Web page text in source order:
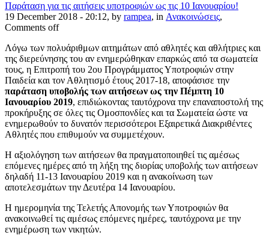
Παράταση για τις αιτήσεις υποτροφιών ως τις 10 Ιανουαρίου!
19 December 2018 - 20:12, by rampea, in Ανακοινώσεις,
Comments off
Λόγω των πολυάριθμων αιτημάτων από αθλητές και αθλήτριες και
της διερεύνησης του αν ενημερώθηκαν επαρκώς από τα σωματεία
τους, η Επιτροπή του 2ου Προγράμματος Υποτροφιών στην
Παιδεία και τον Αθλητισμό έτους 2017-18, αποφάσισε την
παράταση υποβολής των αιτήσεων ως την Πέμπτη 10
Ιανουαρίου 2019, επιδιώκοντας ταυτόχρονα την επαναποστολή της
προκήρυξης σε όλες τις Ομοσπονδίες και τα Σωματεία ώστε να
ενημερωθούν το δυνατόν περισσότεροι Εξαιρετικά Διακριθέντες
Αθλητές που επιθυμούν να συμμετέχουν.
Η αξιολόγηση των αιτήσεων θα πραγματοποιηθεί τις αμέσως
επόμενες ημέρες από τη λήξη της διορίας υποβολής των αιτήσεων
δηλαδή 11-13 Ιανουαρίου 2019 και η ανακοίνωση των
αποτελεσμάτων την Δευτέρα 14 Ιανουαρίου.
Η ημερομηνία της Τελετής Απονομής των Υποτροφιών θα
ανακοινωθεί τις αμέσως επόμενες ημέρες, ταυτόχρονα με την
ενημέρωση των νικητών.